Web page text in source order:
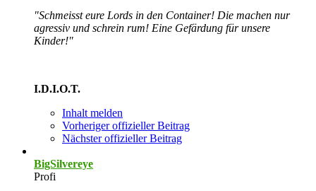
"Schmeisst eure Lords in den Container! Die machen nur
agressiv und schrein rum! Eine Gefärdung für unsere
Kinder!"
I.D.I.O.T.
Inhalt melden
Vorheriger offizieller Beitrag
Nächster offizieller Beitrag
BigSilvereye
Profi